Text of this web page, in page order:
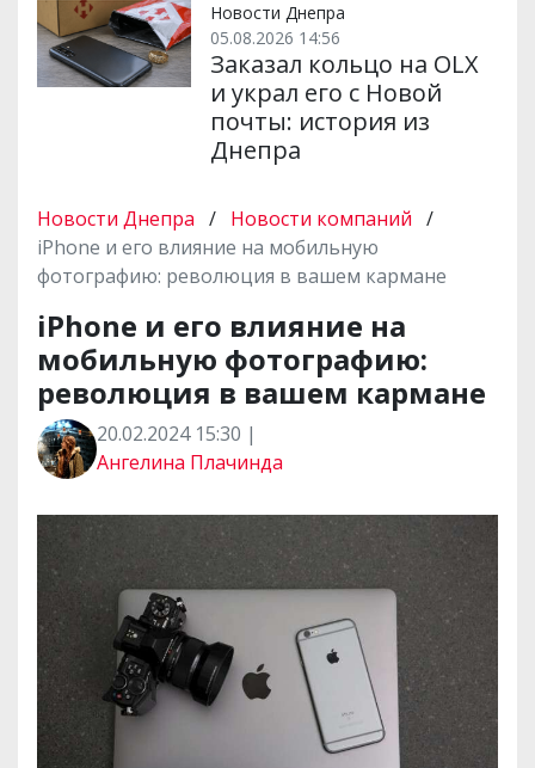
Новости Днепра
05.08.2026 14:56
Заказал кольцо на OLX
и украл его с Новой
почты: история из
Днепра
Новости Днепра / Новости компаний /
iPhone и его влияние на мобильную
фотографию: революция в вашем кармане
iPhone и его влияние на
мобильную фотографию:
революция в вашем кармане
20.02.2024 15:30 |
Ангелина Плачинда